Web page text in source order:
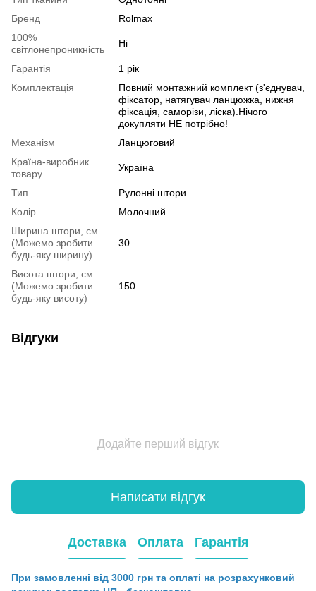
Бренд
Rolmax
100%
світлонепроникність
Ні
Гарантія
1 рік
Комплектація
Повний монтажний комплект (з'єднувач,
фіксатор, натягувач ланцюжка, нижня
фіксація, саморізи, ліска).Нічого
докупляти НЕ потрібно!
Механізм
Ланцюговий
Країна-виробник
товару
Україна
Тип
Рулонні штори
Колір
Молочний
Ширина штори, см
(Можемо зробити
будь-яку ширину)
30
Висота штори, см
(Можемо зробити
будь-яку висоту)
150
Відгуки
Додайте перший відгук
Написати відгук
Доставка Оплата Гарантія
При замовленні від 3000 грн та оплаті на розрахунковий